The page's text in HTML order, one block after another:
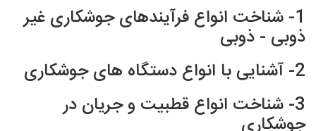
1- شناخت انواع فرآیندهای جوشکاری غیر
ذوبی - ذوبی
2- آشنایی با انواع دستگاه های جوشکاری
3- شناخت انواع قطبیت و جریان در